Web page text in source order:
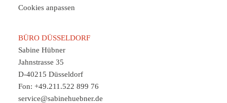
Cookies anpassen
BÜRO DÜSSELDORF
Sabine Hübner
Jahnstrasse 35
D-40215 Düsseldorf
Fon: +49.211.522 899 76
service@sabinehuebner.de